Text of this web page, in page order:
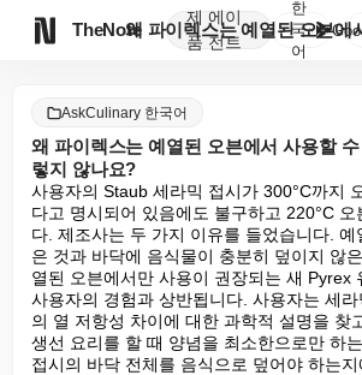
TheNote
제
품
에이
전트
한
국
어
AskCulinary 한국어
왜 파이렉스는 예열된 오븐에서 사용할
렇지 않나요?
사용자의 Staub 세라믹 접시가 300°C까지
다고 명시되어 있음에도 불구하고 220°C 오
다. 제조사는 두 가지 이유를 들었습니다. 예
은 것과 바닥에 음식물이 충분히 덮이지 않
열된 오븐에서만 사용이 권장되는 새 Pyrex
사용자의 경험과 상반됩니다. 사용자는 세
의 열 저항성 차이에 대한 과학적 설명을 찾
생선 요리를 할 때 양념을 최소한으로만 하
접시의 바닥 전체를 음식으로 덮어야 하는